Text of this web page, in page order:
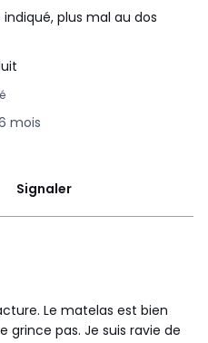
plus mal au dos
mois
Signaler
Le matelas est bien
grince pas. Je suis ravie de